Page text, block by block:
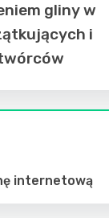
gliny w
i
internetową